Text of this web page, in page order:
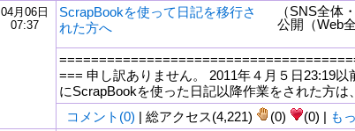
04月06日
07:37
ScrapBookを使って日記を移行さ
れた方へ
（SNS全体
公開（Web
=== 申し訳ありません。 2011年４月５日23:19以
にScrapBookを使った日記以降作業をされた方は
コメント(0) | 総アクセス(4,221) (0) (0) | も